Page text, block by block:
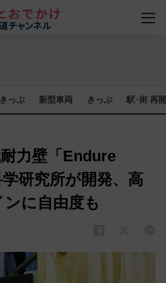
っぷ 新型車両 きっぷ 駅･街 再
力壁「Endure
研究所が開発、高
に自由度も